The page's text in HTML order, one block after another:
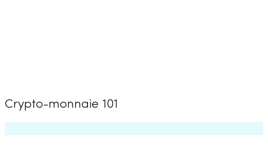
Crypto-monnaie 101